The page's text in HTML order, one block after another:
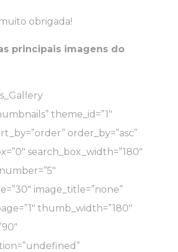
obrigada!
principais imagens do
theme_id=”1″
order_by=”asc”
search_box_width=”180″
image_title=”none”
thumb_width=”180″